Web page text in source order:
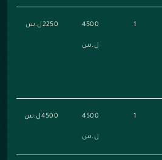
1
4500
ل.س
2250ل.س
1
4500
ل.س
4500ل.س